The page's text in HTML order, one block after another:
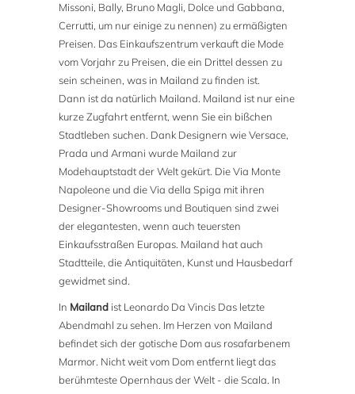
Missoni, Bally, Bruno Magli, Dolce und Gabbana,
Cerrutti, um nur einige zu nennen) zu ermäßigten
Preisen. Das Einkaufszentrum verkauft die Mode
vom Vorjahr zu Preisen, die ein Drittel dessen zu
sein scheinen, was in Mailand zu finden ist.
Dann ist da natürlich Mailand. Mailand ist nur eine
kurze Zugfahrt entfernt, wenn Sie ein bißchen
Stadtleben suchen. Dank Designern wie Versace,
Prada und Armani wurde Mailand zur
Modehauptstadt der Welt gekürt. Die Via Monte
Napoleone und die Via della Spiga mit ihren
Designer-Showrooms und Boutiquen sind zwei
der elegantesten, wenn auch teuersten
Einkaufsstraßen Europas. Mailand hat auch
Stadtteile, die Antiquitäten, Kunst und Hausbedarf
gewidmet sind.
In Mailand ist Leonardo Da Vincis Das letzte
Abendmahl zu sehen. Im Herzen von Mailand
befindet sich der gotische Dom aus rosafarbenem
Marmor. Nicht weit vom Dom entfernt liegt das
berühmteste Opernhaus der Welt - die Scala. In